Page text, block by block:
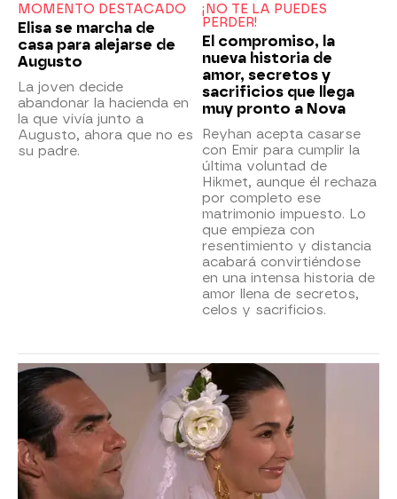
MOMENTO DESTACADO
Elisa se marcha de
casa para alejarse de
Augusto
La joven decide
abandonar la hacienda en
la que vivía junto a
Augusto, ahora que no es
su padre.
¡NO TE LA PUEDES
PERDER!
El compromiso, la
nueva historia de
amor, secretos y
sacrificios que llega
muy pronto a Nova
Reyhan acepta casarse
con Emir para cumplir la
última voluntad de
Hikmet, aunque él rechaza
por completo ese
matrimonio impuesto. Lo
que empieza con
resentimiento y distancia
acabará convirtiéndose
en una intensa historia de
amor llena de secretos,
celos y sacrificios.